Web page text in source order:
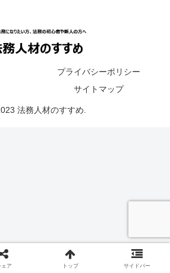
プライバシーポリシー
サイトマップ
法務人材のすすめ.
ェア トップ サイドバー